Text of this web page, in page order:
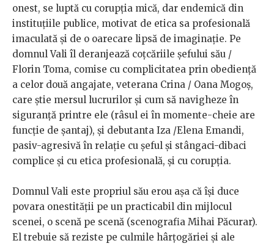
onest, se luptă cu corupția mică, dar endemică din
instituțiile publice, motivat de etica sa profesională
imaculată și de o oarecare lipsă de imaginație. Pe
domnul Vali îl deranjează coțcăriile șefului său /
Florin Toma, comise cu complicitatea prin obediență
a celor două angajate, veterana Crina / Oana Mogoș,
care știe mersul lucrurilor și cum să navigheze în
siguranță printre ele (râsul ei în momente-cheie are
funcție de șantaj), și debutanta Iza /Elena Emandi,
pasiv-agresivă în relație cu șeful și stângaci-dibaci
complice și cu etica profesională, și cu corupția.
Domnul Vali este propriul său erou așa că își duce
povara onestității pe un practicabil din mijlocul
scenei, o scenă pe scenă (scenografia Mihai Păcurar).
El trebuie să reziste pe culmile hârțogăriei și ale